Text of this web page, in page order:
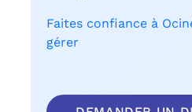
Faites confiance à
gérer